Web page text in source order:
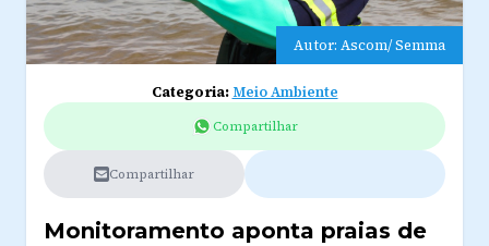
Autor: Ascom/ Semma
Categoria:Meio Ambiente
Compartilhar
Compartilhar
Monitoramento aponta praias de